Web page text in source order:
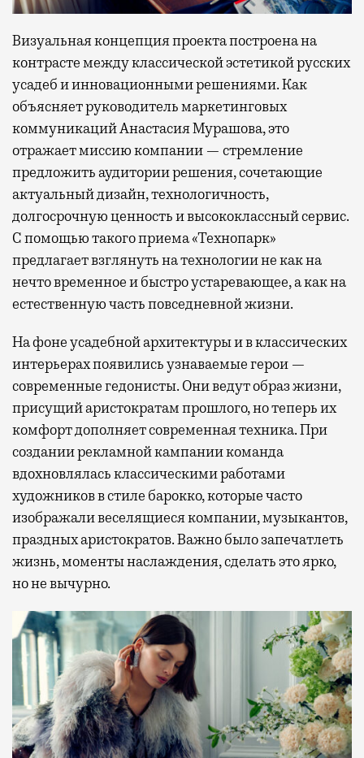
Визуальная концепция проекта построена на
контрасте между классической эстетикой русских
усадеб и инновационными решениями. Как
объясняет руководитель маркетинговых
коммуникаций Анастасия Мурашова, это
отражает миссию компании — стремление
предложить аудитории решения, сочетающие
актуальный дизайн, технологичность,
долгосрочную ценность и высококлассный сервис.
С помощью такого приема «Технопарк»
предлагает взглянуть на технологии не как на
нечто временное и быстро устаревающее, а как на
естественную часть повседневной жизни.
На фоне усадебной архитектуры и в классических
интерьерах появились узнаваемые герои —
современные гедонисты. Они ведут образ жизни,
присущий аристократам прошлого, но теперь их
комфорт дополняет современная техника. При
создании рекламной кампании команда
вдохновлялась классическими работами
художников в стиле барокко, которые часто
изображали веселящиеся компании, музыкантов,
праздных аристократов. Важно было запечатлеть
жизнь, моменты наслаждения, сделать это ярко,
но не вычурно.